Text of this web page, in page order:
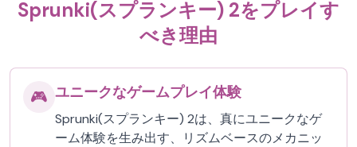
Sprunki(スプランキー) 2をプレイす
べき理由
🎮 ユニークなゲームプレイ体験
Sprunki(スプランキー) 2は、真にユニークなゲ
ーム体験を生み出す、リズムベースのメカニッ